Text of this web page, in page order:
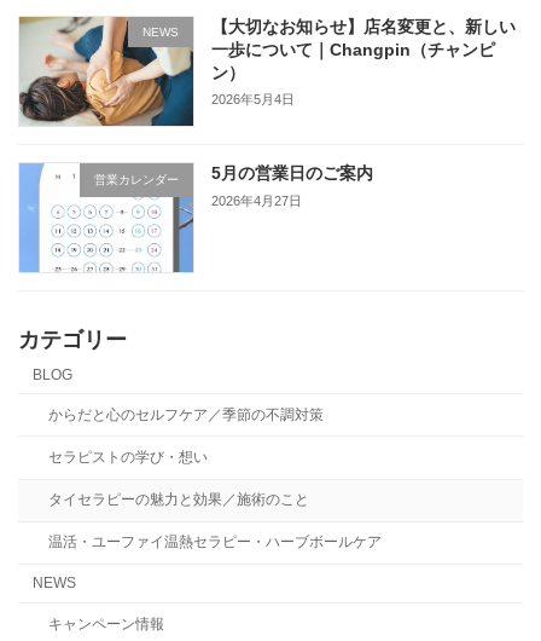
NEWS
【大切なお知らせ】店名変更と、新しい
一歩について｜Changpin（チャンピ
ン）
2026年5月4日
営業カレンダー 5月の営業日のご案内
2026年4月27日
カテゴリー
BLOG
からだと心のセルフケア／季節の不調対策
セラピストの学び・想い
タイセラピーの魅力と効果／施術のこと
温活・ユーファイ温熱セラピー・ハーブボールケア
NEWS
キャンペーン情報